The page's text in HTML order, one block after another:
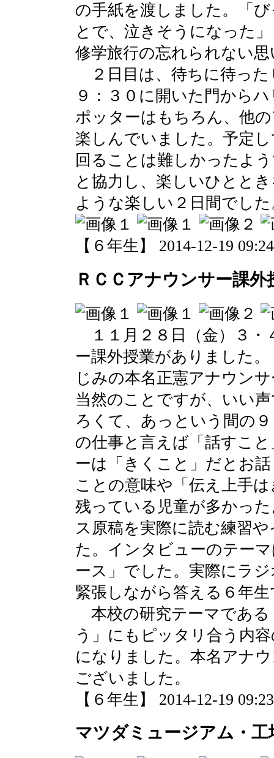
の手紙を渡しました。「
とで、泣きそうになった
修学旅行の忘れられない
２日目は、待ちに待った
９：３０に開いた門から
ポッターはもちろん、他
楽しんでいました。予定
回ることは難しかったよ
と協力し、楽しいひとと
ような楽しい２日間でし
【６年生】 2014-12-19
ＲＣＣアナウンサー課外
１１月２８日（金）３・
ー課外授業がありました
じみの本名正憲アナウン
当然のことですが、いい
ろくて、あっという間の
の仕事と言えば「話すこ
ーは「きくこと」だとお
ことの意味や「伝え上手
残っている児童が多かっ
ス原稿を実際に読む練習
た。インタビューのテー
ース」でした。実際にラ
緊張しながら答える６年
本校の研究テーマであ
う」にもピッタリ合う内
になりました。本名アナ
ございました。
【６年生】 2014-12-19
マツダミュージアム・工